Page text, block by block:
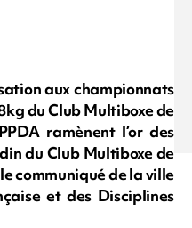
aux championnats
du Club Multiboxe de
ramènent l’or des
du Club Multiboxe de
communiqué de la ville
et des Disciplines